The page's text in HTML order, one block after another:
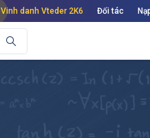
Vinh danh Vteder 2K6 Đối tác